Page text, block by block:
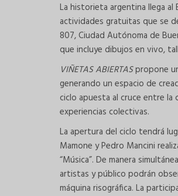
La historieta argentina llega al
actividades gratuitas que se
807, Ciudad Autónoma de
que incluye dibujos en vivo,
VIÑETAS ABIERTASpropone
generando un espacio de
ciclo apuesta al cruce entre
experiencias colectivas.
La apertura del ciclo tendrá
Mamone y Pedro Mancini
“Música”. De manera
artistas y público podrán
máquina risográfica. La